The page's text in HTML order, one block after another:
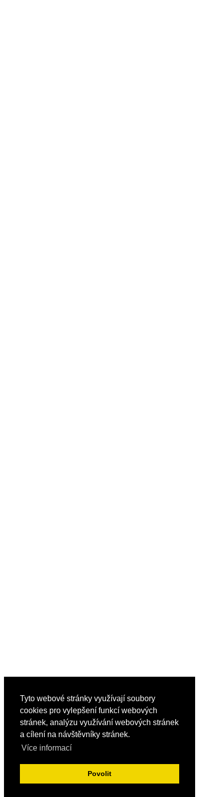
Tyto webové stránky využívají soubory
cookies pro vylepšení funkcí webových
stránek, analýzu využívání webových stránek
a cílení na návštěvníky stránek.
Více informací
Povolit